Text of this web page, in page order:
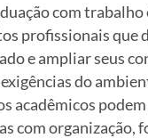
com trabalho
profissionais que
e ampliar seus
do
acadêmicos
com organização,